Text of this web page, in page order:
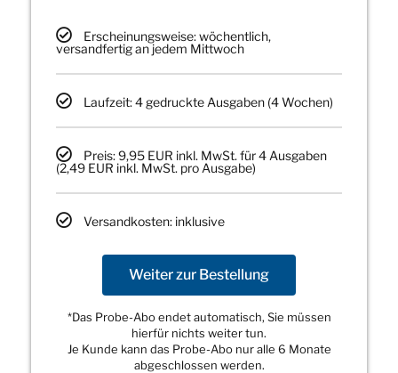
Erscheinungsweise: wöchentlich,
versandfertig an jedem Mittwoch
Laufzeit: 4 gedruckte Ausgaben (4 Wochen)
Preis: 9,95 EUR inkl. MwSt. für 4 Ausgaben
(2,49 EUR inkl. MwSt. pro Ausgabe)
Versandkosten: inklusive
Weiter zur Bestellung
*Das Probe-Abo endet automatisch, Sie müssen
hierfür nichts weiter tun.
Je Kunde kann das Probe-Abo nur alle 6 Monate
abgeschlossen werden.